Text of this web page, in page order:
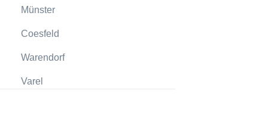
Münster
Coesfeld
Warendorf
Varel